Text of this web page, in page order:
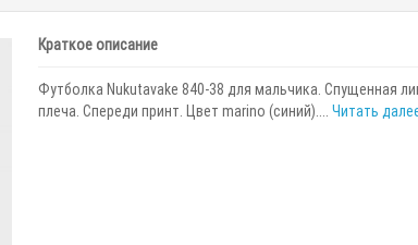
Краткое описание
Футболка Nukutavake 840-38 для мальчика. Спущенная
плеча. Спереди принт. Цвет marino (синий).... Читать